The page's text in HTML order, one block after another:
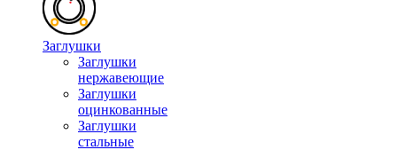
Заглушки
Заглушки
нержавеющие
Заглушки
оцинкованные
Заглушки
стальные